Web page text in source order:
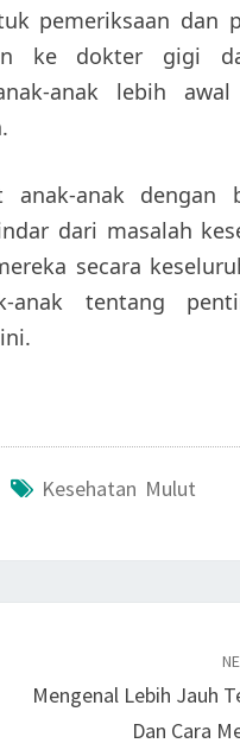
pemeriksaan dan
ke dokter gigi
anak lebih
anak dengan
dari masalah
secara
tentang
Kesehatan Mulut
Mengenal Lebih Jauh
Dan Cara